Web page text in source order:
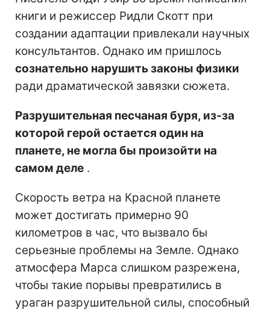
книги и режиссер Ридли Скотт при
создании адаптации привлекали научных
консультантов. Однако им пришлось
сознательно нарушить законы физики
ради драматической завязки сюжета.
Разрушительная песчаная буря, из-за
которой герой остается один на
планете, не могла бы произойти на
самом деле .
Скорость ветра на Красной планете
может достигать примерно 90
километров в час, что вызвало бы
серьезные проблемы на Земле. Однако
атмосфера Марса слишком разрежена,
чтобы такие порывы превратились в
ураган разрушительной силы, способный